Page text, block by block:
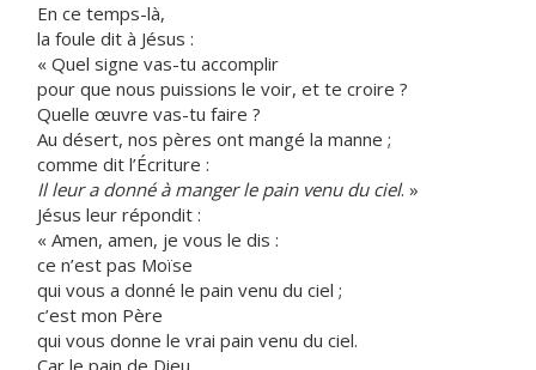
En ce temps-là,
la foule dit à Jésus :
« Quel signe vas-tu accomplir
pour que nous puissions le voir, et te croire ?
Quelle œuvre vas-tu faire ?
Au désert, nos pères ont mangé la manne ;
comme dit l’Écriture :
Il leur a donné à manger le pain venu du ciel. »
Jésus leur répondit :
« Amen, amen, je vous le dis :
ce n’est pas Moïse
qui vous a donné le pain venu du ciel ;
c’est mon Père
qui vous donne le vrai pain venu du ciel.
Car le pain de Dieu,